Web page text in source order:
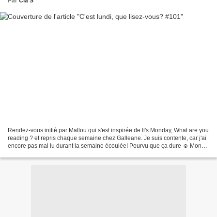
Rendez-vous initié par Mallou qui s'est inspirée de It's Monday, What are you
reading ? et repris chaque semaine chez Galleane. Je suis contente, car j'ai
encore pas mal lu durant la semaine écoulée! Pourvu que ça dure ☺ Mon